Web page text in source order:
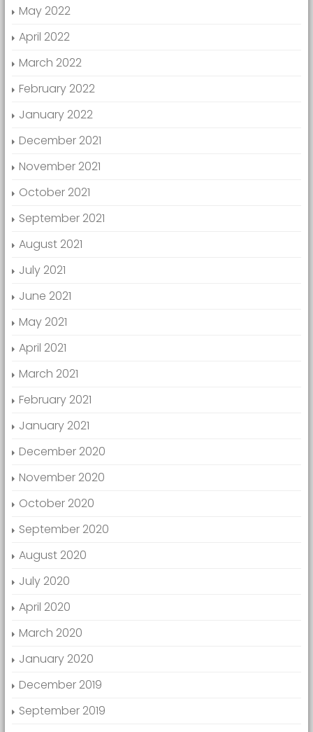
May 2022
April 2022
March 2022
February 2022
January 2022
December 2021
November 2021
October 2021
September 2021
August 2021
July 2021
June 2021
May 2021
April 2021
March 2021
February 2021
January 2021
December 2020
November 2020
October 2020
September 2020
August 2020
July 2020
April 2020
March 2020
January 2020
December 2019
September 2019